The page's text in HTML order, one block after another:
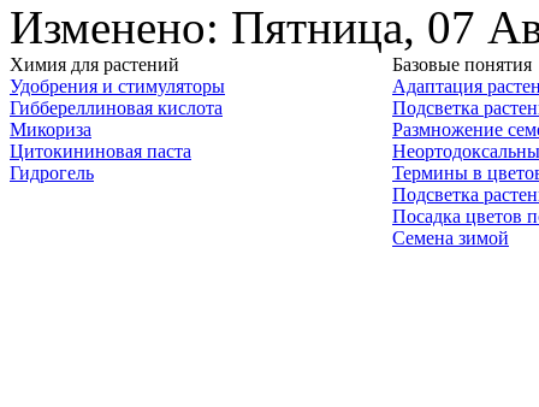
Изменено: Пятница, 07
Химия для растений
Удобрения и стимуляторы
Гиббереллиновая кислота
Микориза
Цитокининовая паста
Гидрогель
Базовые понятия
Адаптация
Подсветка
Размножение
Термины в
Подсветка
Посадка цветов
Семена зимой